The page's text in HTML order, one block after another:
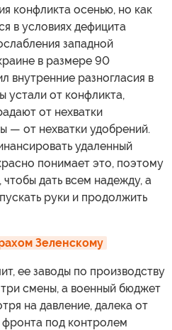
конфликта осенью, но как
в условиях дефицита
западной
в размере 90
внутренние разногласия в
устали от конфликта,
от нехватки
— от нехватки удобрений.
удаленный
понимает это, поэтому
дать всем надежду, а
руки и продолжить
Зеленскому
ее заводы по производству
смены, а военный бюджет
на давление, далека от
фронта под контролем